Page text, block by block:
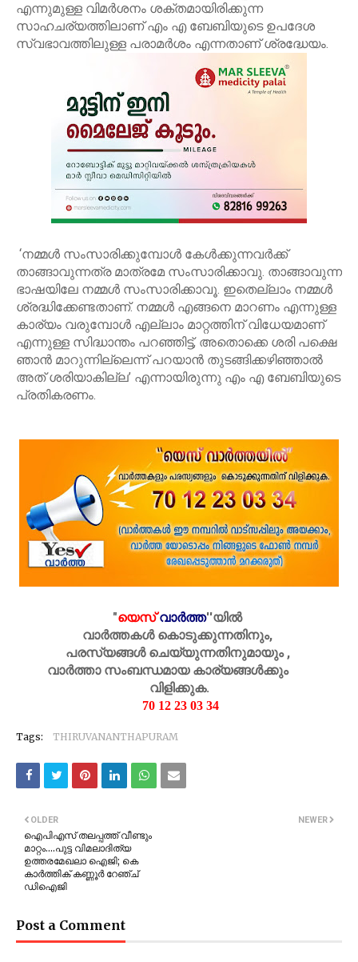
എന്നുമുള്ള വിമർശനം ശക്തമായിരിക്കുന്ന
സാഹചര്യത്തിലാണ് എം എ ബേബിയുടെ ഉപദേശ
സ്വഭാവത്തിലുള്ള പരാമർശം എന്നതാണ് ശ്രദ്ധേയം.
‘നമ്മൾ സംസാരിക്കുമ്പോൾ കേൾക്കുന്നവർക്ക്
താങ്ങാവുന്നത്ര മാത്രമേ സംസാരിക്കാവു. താങ്ങാവുന്ന
ഭാഷയിലേ നമ്മൾ സംസാരിക്കാവൂ. ഇതെല്ലാം നമ്മൾ
ശ്രദ്ധിക്കേണ്ടതാണ്. നമ്മൾ എങ്ങനെ മാറണം എന്നുള്ള
കാര്യം വരുമ്പോൾ എല്ലാം മാറ്റത്തിന് വിധേയമാണ്
എന്നുള്ള സിദ്ധാന്തം പറഞ്ഞിട്ട്, അതൊക്കെ ശരി പക്ഷെ
ഞാൻ മാറുന്നില്ലെന്ന് പറയാൻ തുടങ്ങിക്കഴിഞ്ഞാൽ
അത് ശരിയാകില്ല’ എന്നായിരുന്നു എം എ ബേബിയുടെ
പ്രതികരണം.
"യെസ് വാർത്ത''യിൽ
വാർത്തകൾ കൊടുക്കുന്നതിനും,
പരസ്യങ്ങൾ ചെയ്യുന്നതിനുമായും ,
വാർത്താ സംബന്ധമായ കാര്യങ്ങൾക്കും
വിളിക്കുക.
70 12 23 03 34
Tags: THIRUVANANTHAPURAM
NEWER
OLDER
ഐപിഎസ് തലപ്പത്ത് വീണ്ടും
മാറ്റം....പുട്ട വിമലാദിത്യ
ഉത്തരമേഖലാ ഐജി; കെ
കാര്‍ത്തിക് കണ്ണൂര്‍ റേഞ്ച്
ഡിഐജി
Post a Comment